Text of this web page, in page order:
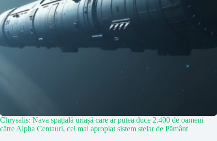
Chrysalis: Nava spațială uriașă care ar putea duce 2.400 de oameni
către Alpha Centauri, cel mai apropiat sistem stelar de Pământ